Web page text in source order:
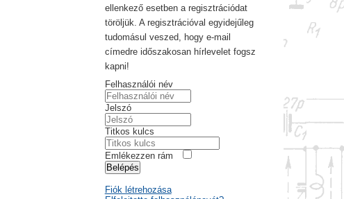
ellenkező esetben a regisztrációdat
töröljük. A regisztrációval egyidejűleg
tudomásul veszed, hogy e-mail
címedre időszakosan hírlevelet fogsz
kapni!
Felhasználói név
Jelszó
Titkos kulcs
Emlékezzen rám
Belépés
Fiók létrehozása